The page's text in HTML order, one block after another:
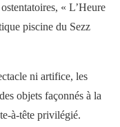
« L’Heure
piscine du Sezz
ni artifice, les
objets façonnés à la
à-tête privilégié.